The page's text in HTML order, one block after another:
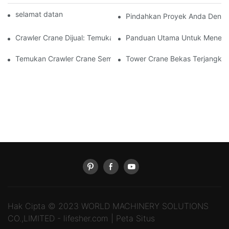
selamat datang di mesin dunia Pindahkan Proyek Anda
Crawler Crane Dijual: Temukan Alat Berat Sempurna Anda
Panduan Utama Untuk
Temukan Crawler Crane Sempurna Anda Untuk Dijual Hari Ini!
Tower Crane Bekas
Hak Cipta © 2023 WORLD MACHINERY SOLUTIONS
CO.,LIMITED - lifesher.com Peta Situs